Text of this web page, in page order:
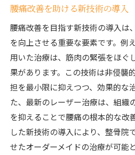
腰痛改善を助ける新技術の導入
腰痛改善を目指す新技術の導入は
を向上させる重要な要素です。例
用いた治療は、筋肉の緊張をほぐ
果があります。この技術は非侵襲
担を最小限に抑えつつ、効果的な
た、最新のレーザー治療は、組織
を抑えることで腰痛の根本的な改
した新技術の導入により、整骨院
せたオーダーメイドの治療が可能